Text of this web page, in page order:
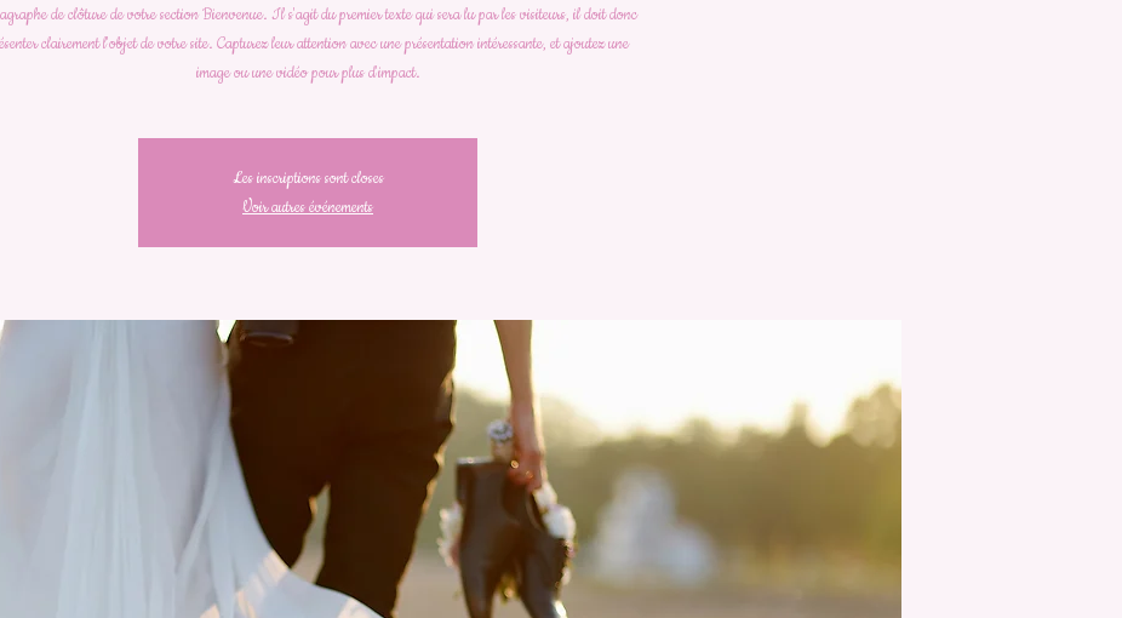
de clôture de votre section Bienvenue. Il s'agit du premier texte qui sera lu par les visiteurs, il doit donc
clairement l'objet de votre site. Capturez leur attention avec une présentation intéressante, et ajoutez une
image ou une vidéo pour plus d'impact.
Les inscriptions sont closes
Voir autres événements